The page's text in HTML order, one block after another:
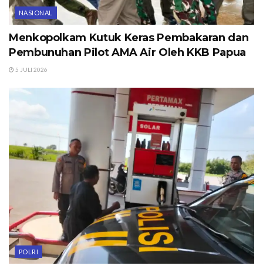
NASIONAL
Menkopolkam Kutuk Keras Pembakaran dan
Pembunuhan Pilot AMA Air Oleh KKB Papua
5 JULI 2026
POLRI